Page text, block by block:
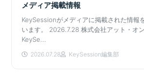
メディア掲載情報
KeySessionがメディアに掲載された情報
います。 2026.7.28 株式会社アット・オ
KeySe...
2026.07.28 KeySession編集部